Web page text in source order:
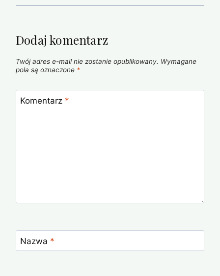
Dodaj komentarz
Twój adres e-mail nie zostanie opublikowany. Wymagane
pola są oznaczone *
Komentarz *
Nazwa *